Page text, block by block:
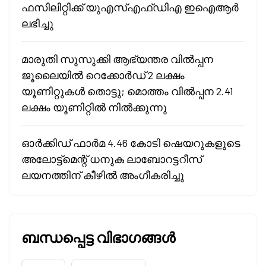
ഫസിലിറ്റിക്ക് യുഎസ്എഫ്ഡിഎ ഇഐആർ
ലഭിച്ചു
മാരുതി സുസുക്കി ആഭ്യന്തര വിൽപ്പന
ജൂലൈയിൽ റെക്കോർഡ് 2 ലക്ഷം
യൂണിറ്റുകൾ തൊട്ടു; മൊത്തം വിൽപ്പന 2.41
ലക്ഷം യൂണിറ്റിൽ നിൽക്കുന്നു
ഓർക്കിഡ് ഫാർമ 4.46 കോടി ഷെയറുകളുടെ
അലോട്ട്മെന്റ് ധനുക ലാബോറട്ടറീസ്
ലയനത്തിന് കീഴിൽ അംഗീകരിച്ചു
ബന്ധപ്പെട്ട വിഭാഗങ്ങൾ